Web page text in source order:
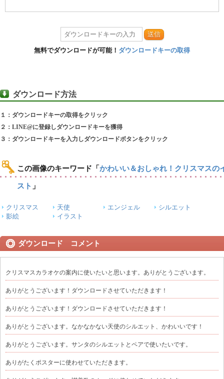
送信
無料でダウンロードが可能！ ダウンロードキーの取得
ダウンロード方法
１：ダウンロードキーの取得をクリック
２：LINE@に登録しダウンロードキーを獲得
３：ダウンロードキーを入力しダウンロードボタンをクリック
この画像のキーワード 「 かわいい＆おしゃれ！クリスマスの
スト 」
クリスマス 天使 エンジェル
シルエット
影絵
イラスト
ダウンロード コメント
クリスマスカラオケの案内に使いたいと思います。ありがとうございます。
ありがとうございます！ダウンロードさせていただきます！
ありがとうございます！ダウンロードさせていただきます！
ありがとうございます。なかなかない天使のシルエット、かわいいです！
ありがとうございます。サンタのシルエットとペアで使いたいです。
ありがたくポスターに使わせていただきます。